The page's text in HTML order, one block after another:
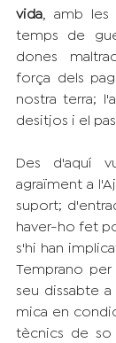
vida , amb
temps de
dones
força dels
nostra terra;
desitjos i el
Des d'aquí
agraïment a
suport;
haver-ho fet
s'hi han
Temprano
seu dissabte
mica en
tècnics de so